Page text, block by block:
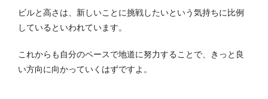
ビルと高さは、新しいことに挑戦したいという気持ちに比例
しているといわれています。
これからも自分のペースで地道に努力することで、きっと良
い方向に向かっていくはずですよ。